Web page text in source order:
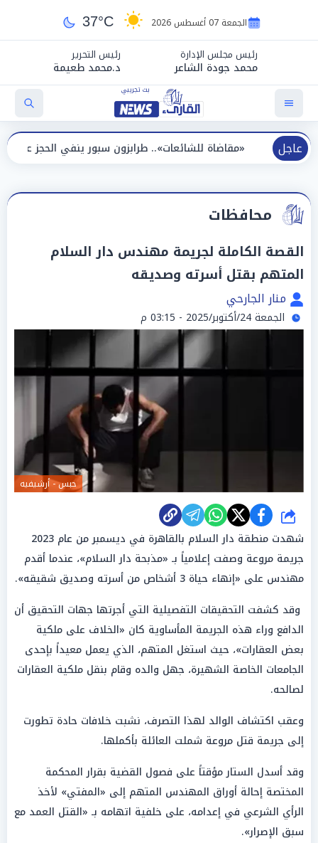
الجمعة 07 أغسطس 2026 37°C
رئيس مجلس الإدارة
محمد جودة الشاعر
رئيس التحرير
د.محمد طعيمة
عاجل
«مقاضاة للشائعات».. طرابزون سبور ينفي الحجز على مستحقات
محافظات
القصة الكاملة لجريمة مهندس دار السلام
المتهم بقتل أسرته وصديقه
منار الجارحي
الجمعة 24/أكتوبر/2025 - 03:15 م
حبس - أرشيفيه
شارك
شهدت منطقة دار السلام بالقاهرة في ديسمبر من عام 2023
جريمة مروعة وصفت إعلامياً بـ «مذبحة دار السلام»، عندما أقدم
مهندس على «إنهاء حياة 3 أشخاص من أسرته وصديق شقيقه».
وقد كشفت التحقيقات التفصيلية التي أجرتها جهات التحقيق أن
الدافع وراء هذه الجريمة المأساوية كان «الخلاف على ملكية
بعض العقارات»، حيث استغل المتهم، الذي يعمل معيداً بإحدى
الجامعات الخاصة الشهيرة، جهل والده وقام بنقل ملكية العقارات
لصالحه.
وعقب اكتشاف الوالد لهذا التصرف، نشبت خلافات حادة تطورت
إلى جريمة قتل مروعة شملت العائلة بأكملها.
وقد أسدل الستار مؤقتاً على فصول القضية بقرار المحكمة
المختصة إحالة أوراق المهندس المتهم إلى «المفتي» لأخذ
الرأي الشرعي في إعدامه، على خلفية اتهامه بـ «القتل العمد مع
سبق الإصرار».